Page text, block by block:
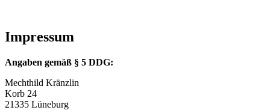
Impressum
Angaben gemäß § 5 DDG:
Mechthild Kränzlin
Korb 24
21335 Lüneburg